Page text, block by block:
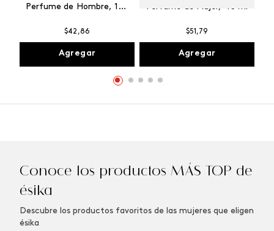
Perfume de Hombre, 100
$42 ,86
Agregar
Perfume de Mujer, 45 ml
$51 ,79
Agregar
Conoce los productos MÁS TOP de
ésika
Descubre los productos favoritos de las mujeres que eligen
ésika